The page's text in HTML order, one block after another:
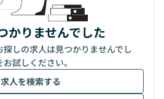
かりませんでした
しの求人は見つかりませんでし
試しください。
求人を検索する